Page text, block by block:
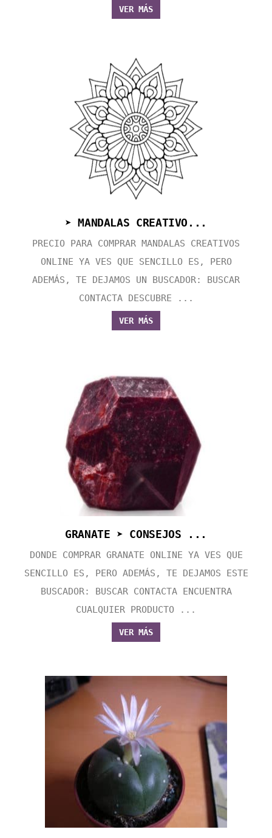
VER MÁS
➤ MANDALAS CREATIVO...
PRECIO PARA COMPRAR MANDALAS CREATIVOS
ONLINE YA VES QUE SENCILLO ES, PERO
ADEMÁS, TE DEJAMOS UN BUSCADOR: BUSCAR
CONTACTA DESCUBRE ...
VER MÁS
GRANATE ➤ CONSEJOS ...
DONDE COMPRAR GRANATE ONLINE YA VES QUE
SENCILLO ES, PERO ADEMÁS, TE DEJAMOS ESTE
BUSCADOR: BUSCAR CONTACTA ENCUENTRA
CUALQUIER PRODUCTO ...
VER MÁS